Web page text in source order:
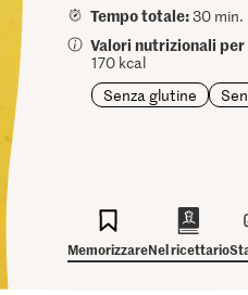
Tempo totale: 30 min.
Valori nutrizionali per
170 kcal
Senza glutine
MemorizzareNel ricettario